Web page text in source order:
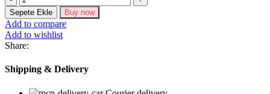
Uzun
Kollu
önü
Açık
Desenli
Modal
Kısa
Sepete Ekle Buy now
Add to compare
Add to wishlist
Share:
Shipping & Delivery